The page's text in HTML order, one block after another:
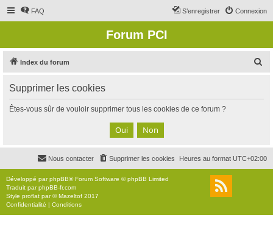
FAQ Connexion
S’enregistrer
Forum PCI
Index du forum
c
Supprimer les cookies
Êtes-vous sûr de vouloir supprimer tous les cookies de ce forum ?
Heures au format UTC+02:00
Supprimer les cookies
Nous contacter
Développé parphpBB® Forum Software © phpBB Limited
Traduit parphpBB-fr.com
Style proflat par ©Mazeltof 2017
Confidentialité | Conditions